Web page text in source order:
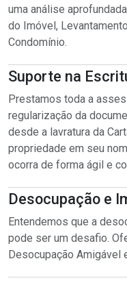
uma análise
do Imóvel,
Condomínio.
Suporte na
Prestamos toda a
regularização da
desde a lavratura da
propriedade em seu
ocorra de forma ágil e
Desocupação e
Entendemos que a
pode ser um desafio.
Desocupação Amigável